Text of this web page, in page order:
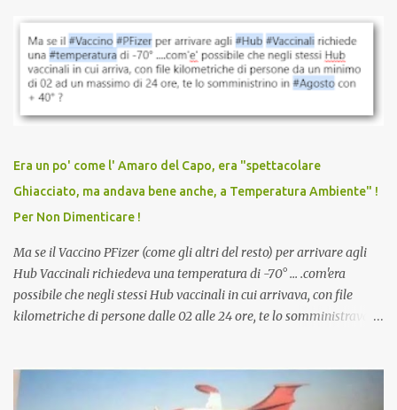
vaccinazione. Non avevamo mai sentito parlare di ricompense,
sconti, incentivi per vaccinarsi. Non avevamo mai visto
discriminazioni per coloro che non l’hanno fatto. Se non sei stato
vaccinato, nessuno aveva prima cercato di farti sentire una
persona cattiva. Non avevamo mai visto un vaccino che minacci le
vaccino usato per minacciare i mezzi di sussistenza, il lavoro o la
scuola. Non avevamo mai visto un vaccino che permettesse a un
dodicenne di ignorare il consenso dei genitori. Dopo tutti i vaccini
che abbiamo elencato sopra...
Era un po' come l' Amaro del Capo, era "spettacolare
Ghiacciato, ma andava bene anche, a Temperatura Ambiente" !
Per Non Dimenticare !
Ma se il Vaccino PFizer (come gli altri del resto) per arrivare agli
Hub Vaccinali richiedeva una temperatura di -70° ... .com'era
possibile che negli stessi Hub vaccinali in cui arrivava, con file
kilometriche di persone dalle 02 alle 24 ore, te lo somministravano
Vaccino come: l' Amaro del Capo, era "spettacolare Ghiacciato, ma
andava bene anche, a Temperatura Ambiente"! Riproponiamo